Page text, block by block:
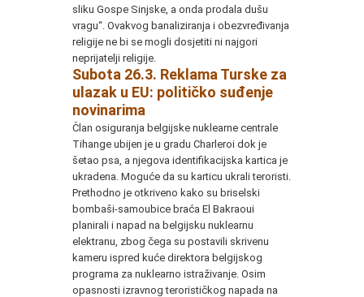
sliku Gospe Sinjske, a onda prodala dušu
vragu“. Ovakvog banaliziranja i obezvređivanja
religije ne bi se mogli dosjetiti ni najgori
neprijatelji religije.
Subota 26.3. Reklama Turske za
ulazak u EU: političko suđenje
novinarima
Član osiguranja belgijske nuklearne centrale
Tihange ubijen je u gradu Charleroi dok je
šetao psa, a njegova identifikacijska kartica je
ukradena. Moguće da su karticu ukrali teroristi.
Prethodno je otkriveno kako su briselski
bombaši-samoubice braća El Bakraoui
planirali i napad na belgijsku nuklearnu
elektranu, zbog čega su postavili skrivenu
kameru ispred kuće direktora belgijskog
programa za nuklearno istraživanje. Osim
opasnosti izravnog terorističkog napada na